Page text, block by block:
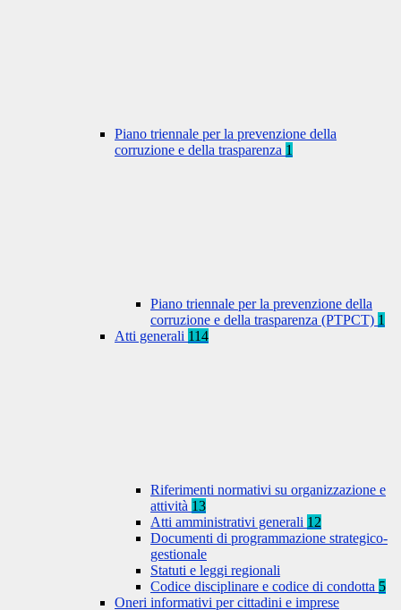
Piano triennale per la prevenzione della
corruzione e della trasparenza 1
Piano triennale per la prevenzione della
corruzione e della trasparenza (PTPCT) 1
Atti generali 114
Riferimenti normativi su organizzazione e
attività 13
Atti amministrativi generali 12
Documenti di programmazione strategico-
gestionale
Statuti e leggi regionali
Codice disciplinare e codice di condotta 5
Oneri informativi per cittadini e imprese